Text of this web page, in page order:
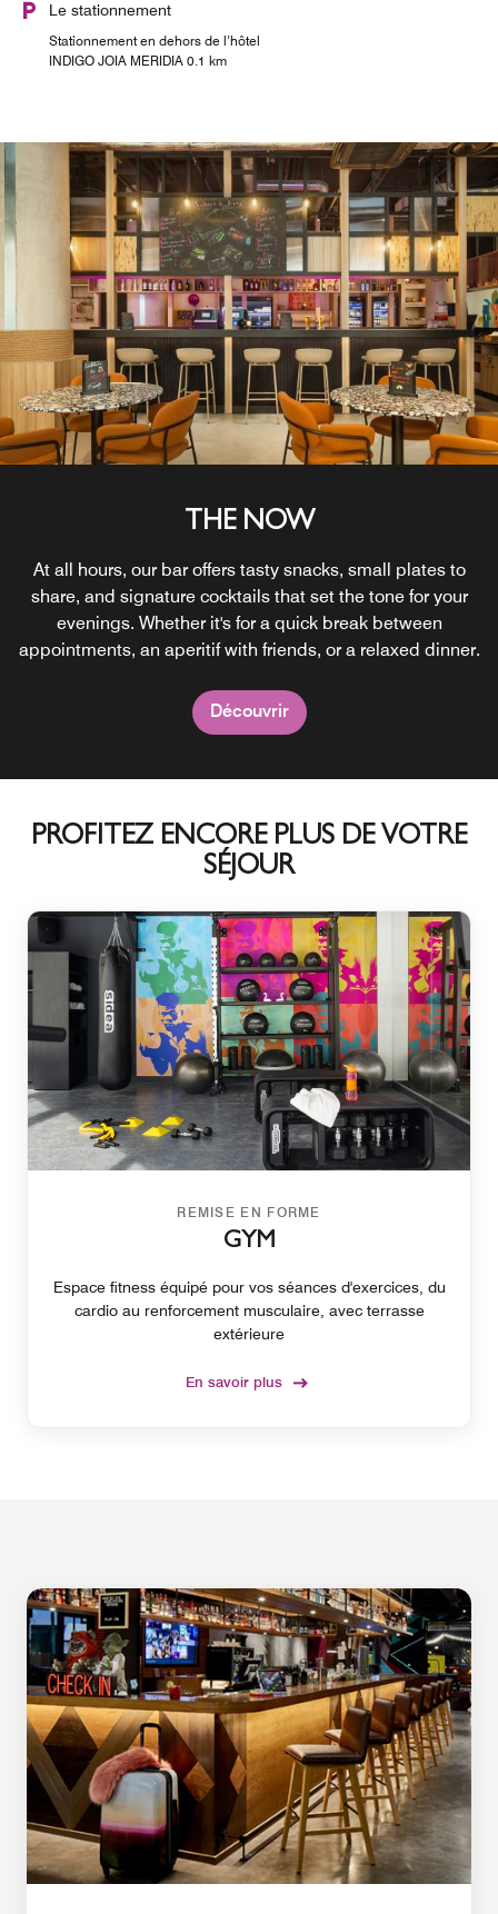
Le stationnement
Stationnement en dehors de l’hôtel
INDIGO JOIA MERIDIA 0.1 km
THE NOW
At all hours, our bar offers tasty snacks, small plates to
share, and signature cocktails that set the tone for your
evenings. Whether it's for a quick break between
appointments, an aperitif with friends, or a relaxed dinner.
Découvrir
PROFITEZ ENCORE PLUS DE VOTRE
SÉJOUR
REMISE EN FORME
GYM
Espace fitness équipé pour vos séances d'exercices, du
cardio au renforcement musculaire, avec terrasse
extérieure
En savoir plus